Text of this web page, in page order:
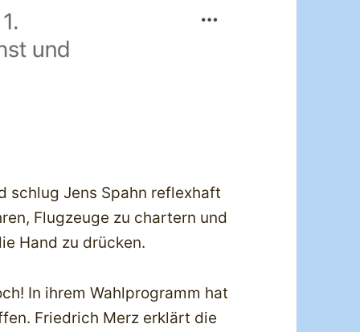
schlug Jens Spahn reflexhaft
Flugzeuge zu chartern und
Hand zu drücken.
In ihrem Wahlprogramm hat
Friedrich Merz erklärt die